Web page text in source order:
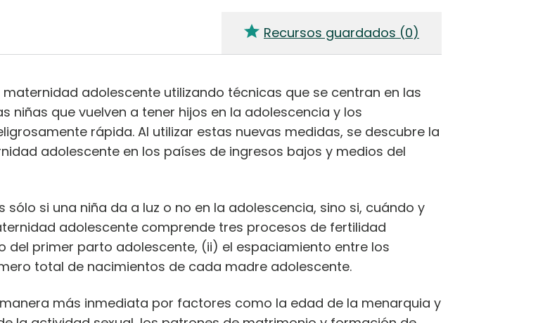
Recursos guardados (0)
adolescente utilizando técnicas que se centran en las
niñas que vuelven a tener hijos en la adolescencia y los
rápida. Al utilizar estas nuevas medidas, se descubre la
adolescente en los países de ingresos bajos y medios del
si una niña da a luz o no en la adolescencia, sino si, cuándo y
adolescente comprende tres procesos de fertilidad
primer parto adolescente, (ii) el espaciamiento entre los
total de nacimientos de cada madre adolescente.
más inmediata por factores como la edad de la menarquia y